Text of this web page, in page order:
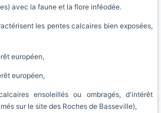
avec la faune et la flore inféodée.
les pentes calcaires bien exposées,
européen,
européen,
ensoleillés ou ombragés, d'intérêt
sur le site des Roches de Basseville),